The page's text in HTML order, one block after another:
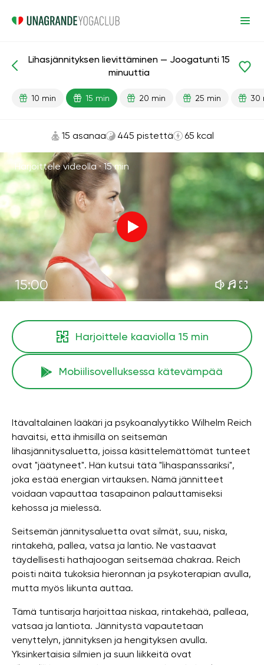
Rentoutuminen Stressiä lievittävä
Lihasjännityksen lievittäminen — Joogatunti 15
minuuttia
10 min 15 min 20 min 25 min 30
15 asanaa 445 pistettä 65 kcal
Harjoittele videolla ·15 min
15:00
Harjoittele kaaviolla 15 min
Mobiilisovelluksessa kätevämpää
Itävaltalainen lääkäri ja psykoanalyytikko Wilhelm Reich
havaitsi, että ihmisillä on seitsemän
lihasjännitysaluetta, joissa käsittelemättömät tunteet
ovat "jäätyneet". Hän kutsui tätä "lihaspanssariksi",
joka estää energian virtauksen. Nämä jännitteet
voidaan vapauttaa tasapainon palauttamiseksi
kehossa ja mielessä.
Seitsemän jännitysaluetta ovat silmät, suu, niska,
rintakehä, pallea, vatsa ja lantio. Ne vastaavat
täydellisesti hathajoogan seitsemää chakraa. Reich
poisti näitä tukoksia hieronnan ja psykoterapian avulla,
mutta myös liikunta auttaa.
Tämä tuntisarja harjoittaa niskaa, rintakehää, palleaa,
vatsaa ja lantiota. Jännitystä vapautetaan
venyttelyn, jännityksen ja hengityksen avulla.
Yksinkertaisia ​​silmien ja suun liikkeitä ovat